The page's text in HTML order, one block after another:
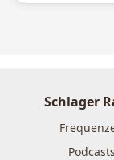
Schlager
Podcasts